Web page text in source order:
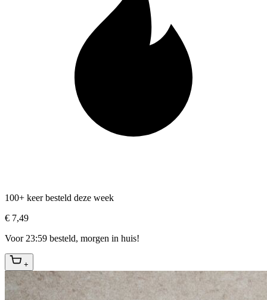
100+ keer besteld deze week
€ 7,49
Voor 23:59 besteld, morgen in huis!
+